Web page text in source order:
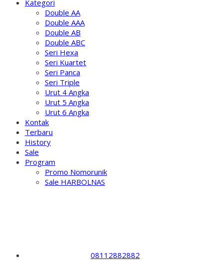
Kategori
Double AA
Double AAA
Double AB
Double ABC
Seri Hexa
Seri Kuartet
Seri Panca
Seri Triple
Urut 4 Angka
Urut 5 Angka
Urut 6 Angka
Kontak
Terbaru
History
Sale
Program
Promo Nomorunik
Sale HARBOLNAS
08112882882